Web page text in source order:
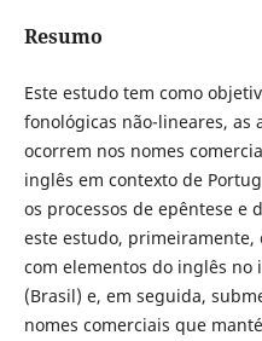
Resumo
Este estudo tem como
fonológicas não-lineares, as
ocorrem nos nomes
inglês em contexto de
os processos de epêntese e
este estudo, primeiramente,
com elementos do inglês no
(Brasil) e, em seguida,
nomes comerciais que